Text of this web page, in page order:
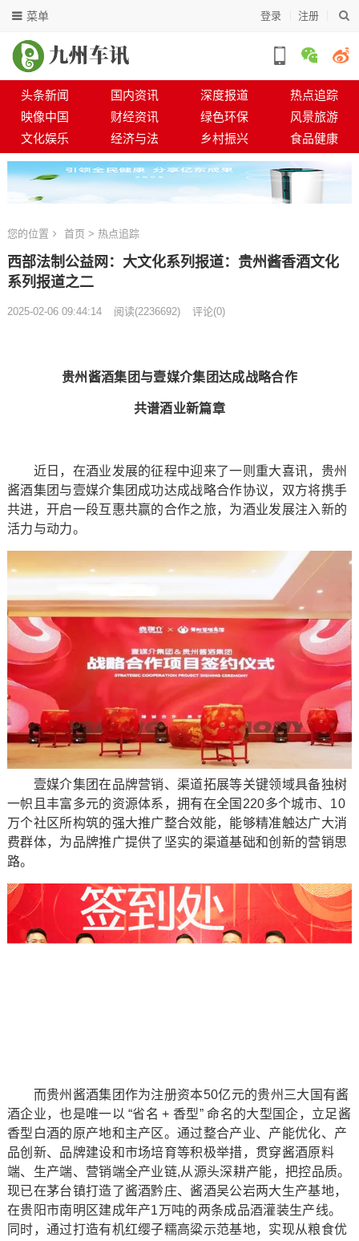
登录 注册
菜单
头条新闻 国内资讯 深度报道
热点追踪
映像中国
财经资讯 绿色环保
风景旅游
文化娱乐
经济与法 乡村振兴 食品健康
您的位置 首页 > 热点追踪
西部法制公益网：大文化系列报道：贵州酱香酒文化
系列报道之二
2025-02-06 09:44:14 阅读(2236692) 评论(0)
贵州酱酒集团与壹媒介集团达成战略合作
共谱酒业新篇章
近日，在酒业发展的征程中迎来了一则重大喜讯，贵州
酱酒集团与壹媒介集团成功达成战略合作协议，双方将携手
共进，开启一段互惠共赢的合作之旅，为酒业发展注入新的
活力与动力。
壹媒介集团在品牌营销、渠道拓展等关键领域具备独树
一帜且丰富多元的资源体系，拥有在全国220多个城市、10
万个社区所构筑的强大推广整合效能，能够精准触达广大消
费群体，为品牌推广提供了坚实的渠道基础和创新的营销思
路。
而贵州酱酒集团作为注册资本50亿元的贵州三大国有酱
酒企业，也是唯一以 “省名 + 香型” 命名的大型国企，立足酱
香型白酒的原产地和主产区。通过整合产业、产能优化、产
品创新、品牌建设和市场培育等积极举措，贯穿酱酒原料
端、生产端、营销端全产业链,从源头深耕产能，把控品质。
现已在茅台镇打造了酱酒黔庄、酱酒吴公岩两大生产基地，
在贵阳市南明区建成年产1万吨的两条成品酒灌装生产线。
同时，通过打造有机红缨子糯高粱示范基地，实现从粮食优